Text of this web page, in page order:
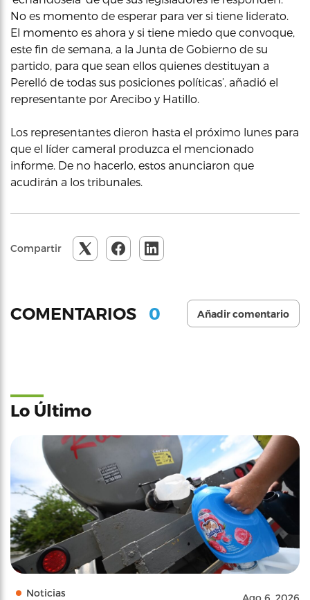
No es momento de esperar para ver si tiene liderato.
El momento es ahora y si tiene miedo que convoque,
este fin de semana, a la Junta de Gobierno de su
partido, para que sean ellos quienes destituyan a
Perelló de todas sus posiciones políticas’, añadió el
representante por Arecibo y Hatillo.
Los representantes dieron hasta el próximo lunes para
que el líder cameral produzca el mencionado
informe. De no hacerlo, estos anunciaron que
acudirán a los tribunales.
Compartir
COMENTARIOS 0 Añadir comentario
Lo Último
Noticias Ago 6, 2026